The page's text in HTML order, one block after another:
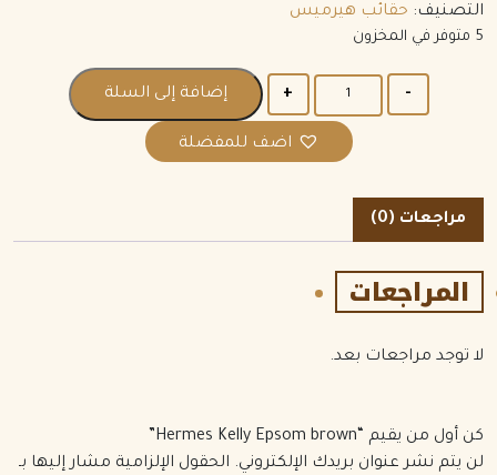
التصنيف: حقائب هيرميس
5 متوفر في المخزون
إضافة إلى السلة
اضف للمفضلة
مراجعات (0)
المراجعات
لا توجد مراجعات بعد.
كن أول من يقيم “Hermes Kelly Epsom brown”
لن يتم نشر عنوان بريدك الإلكتروني. الحقول الإلزامية مشار إليها بـ